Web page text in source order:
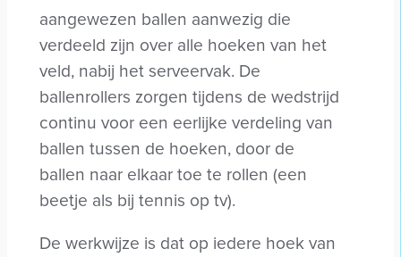
aangewezen ballen aanwezig die
verdeeld zijn over alle hoeken van het
veld, nabij het serveervak. De
ballenrollers zorgen tijdens de wedstrijd
continu voor een eerlijke verdeling van
ballen tussen de hoeken, door de
ballen naar elkaar toe te rollen (een
beetje als bij tennis op tv).
De werkwijze is dat op iedere hoek van